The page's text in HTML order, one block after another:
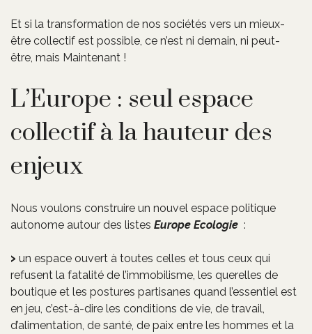
Et si la transformation de nos sociétés vers un mieux-
être collectif est possible, ce n’est ni demain, ni peut-
être, mais Maintenant !
L’Europe : seul espace
collectif à la hauteur des
enjeux
Nous voulons construire un nouvel espace politique
autonome autour des listes Europe Ecologie :
un espace ouvert à toutes celles et tous ceux qui
refusent la fatalité de l’immobilisme, les querelles de
boutique et les postures partisanes quand l’essentiel est
en jeu, c’est-à-dire les conditions de vie, de travail,
d’alimentation, de santé, de paix entre les hommes et la